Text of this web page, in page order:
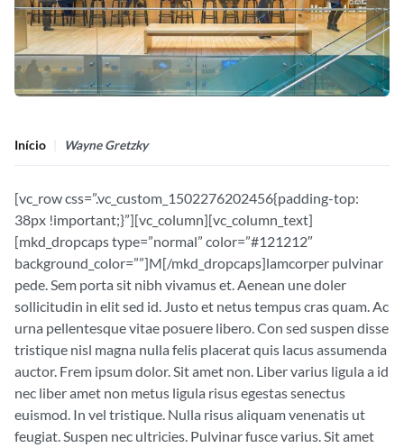
Início Wayne Gretzky
[vc_row css=”.vc_custom_1502276202456{padding-top:
38px !important;}”][vc_column][vc_column_text]
[mkd_dropcaps type=”normal” color=”#121212″
background_color=””]M[/mkd_dropcaps]lamcorper pulvinar
pede. Sem porta sit nibh vivamus et. Aenean une doler
sollicitudin in elit sed id. Justo et netus tempus cras quam. Ac
urna pellentesque vitae posuere libero. Con sed suspen disse
tristique nisl magna nulla felis placerat quis lacus assumenda
auctor. Frem ipsum dolor. Sit amet non. Liber varius ligula a id
nec liber amet non metus ligula risus egestas senectus
euismod. In vel tristique. Nulla risus aliquam venenatis ut
feugiat. Suspen nec ultricies. Pulvinar fusce varius. Sit amet